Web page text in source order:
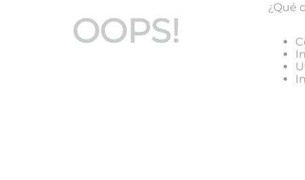
OOPS!
¿Qué